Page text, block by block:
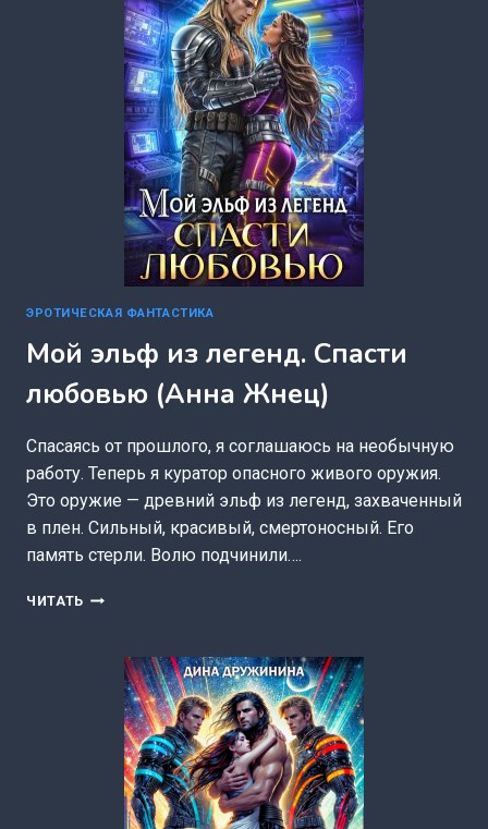
ЭРОТИЧЕСКАЯ ФАНТАСТИКА
Мой эльф из легенд. Спасти
любовью (Анна Жнец)
Спасаясь от прошлого, я соглашаюсь на необычную
работу. Теперь я куратор опасного живого оружия.
Это оружие — древний эльф из легенд, захваченный
в плен. Сильный, красивый, смертоносный. Его
память стерли. Волю подчинили….
ЧИТАТЬ МОЙ
ЛЕГЕНД.
СПАСТИ
ЛЮБОВЬЮ
(АННА
ЖНЕЦ)